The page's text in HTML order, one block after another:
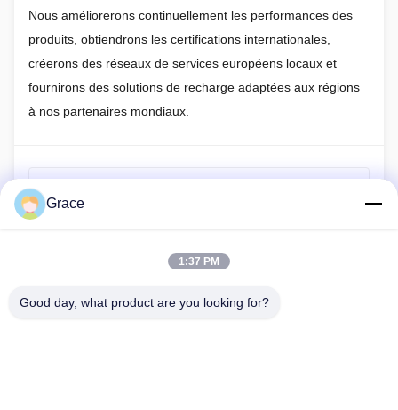
Nous améliorerons continuellement les performances des
produits, obtiendrons les certifications internationales,
créerons des réseaux de services européens locaux et
fournirons des solutions de recharge adaptées aux régions
à nos partenaires mondiaux.
Comment calculer la vitesse de charge des chargeurs de
véhicules électriques ?
Analyse du marché des véhicules électriques et de
Grace
1:37 PM
Good day, what product are you looking for?